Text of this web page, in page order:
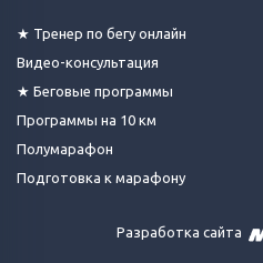
★ Тренер по бегу онлайн
Видео-консультация
★ Беговые программы
Программы на 10 км
Полумарафон
Подготовка к марафону
Разработка сайта